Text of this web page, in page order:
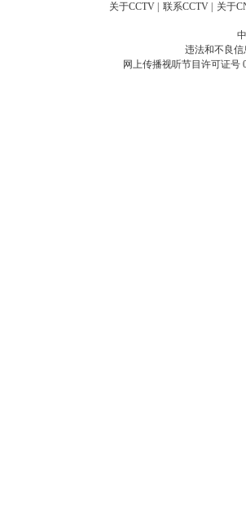
关于CCTV 联系CCTV 关于
违法和不良信
网上传播视听节目许可证号